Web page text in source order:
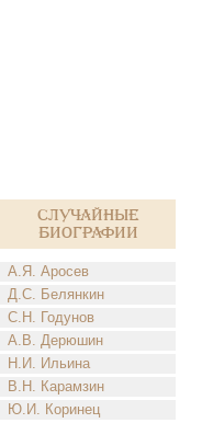
Случайные
биографии
А.Я. Аросев
Д.С. Белянкин
С.Н. Годунов
А.В. Дерюшин
Н.И. Ильина
В.Н. Карамзин
Ю.И. Коринец